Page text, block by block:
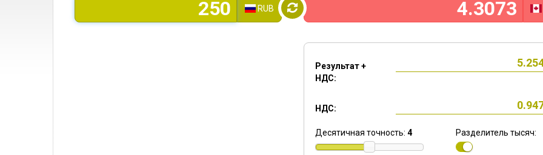
RUB
Результат +
НДС:
НДС:
Десятичная точность: 4 Разделитель тысяч: